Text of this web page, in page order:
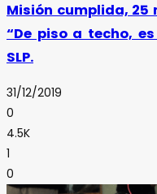
Misión cumplida, 25
“De piso a techo,
SLP.
31/12/2019
0
4.5K
1
0